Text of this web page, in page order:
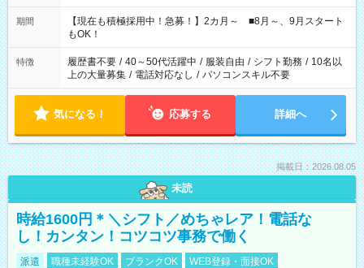
い」 「余裕を持って夕飯の準備がしたい」 「できれば残業はし
たくない」 など、ご希望を教えてくださいね。 ※Wワーク希望
の方へ 今ご覧のお仕事で希望する勤務時間と、もう1つのお仕事
の勤務時間。 合計で週40時間を超える場合は応募できません。
期間
【現在も積極採用中！急募！】2カ月～ ■8月～、9月スタート
もOK！
特徴 履歴書不要 / 40～50代活躍中 / 服装自由 / シフト勤務 / 10名以
上の大量募集 / 電話対応なし / パソコンスキル不要
気になる！ 応募する 詳細へ
掲載日：2026.08.05
未読
時給1600円＊＼シフト／めちゃレア！電話な
し！カンタン！コツコツ事務で働く
派遣 職種未経験OK ブランクOK WEB登録・面接OK